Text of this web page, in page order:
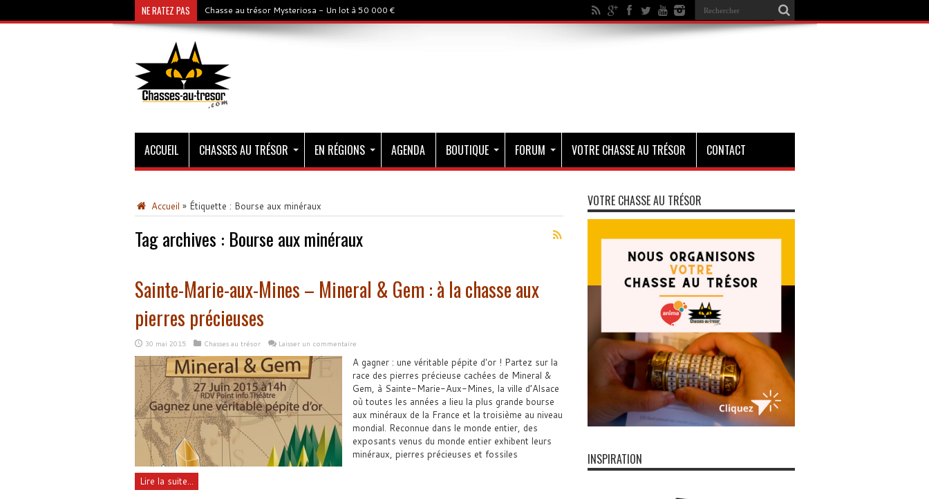
NE RATEZ PAS Chasse au trésor Mysteriosa - Un lot à 50 000 €
ACCUEIL CHASSES AU TRÉSOR EN RÉGIONS AGENDA BOUTIQUE FORUM VOTRE CHASSE AU TRÉSOR CONTACT
Accueil » Étiquette : Bourse aux minéraux
Tag archives : Bourse aux minéraux
Sainte-Marie-aux-Mines – Mineral & Gem : à la chasse aux
pierres précieuses
30 mai 2015 Chasses au trésor Laisser un commentaire
A gagner : une véritable pépite d'or ! Partez sur la
race des pierres précieuse cachées de Mineral &
Gem, à Sainte-Marie-Aux-Mines, la ville d’Alsace
où toutes les années a lieu la plus grande bourse
aux minéraux de la France et la troisième au niveau
mondial. Reconnue dans le monde entier, des
exposants venus du monde entier exhibent leurs
minéraux, pierres précieuses et fossiles
Lire la suite...
VOTRE CHASSE AU TRÉSOR
INSPIRATION